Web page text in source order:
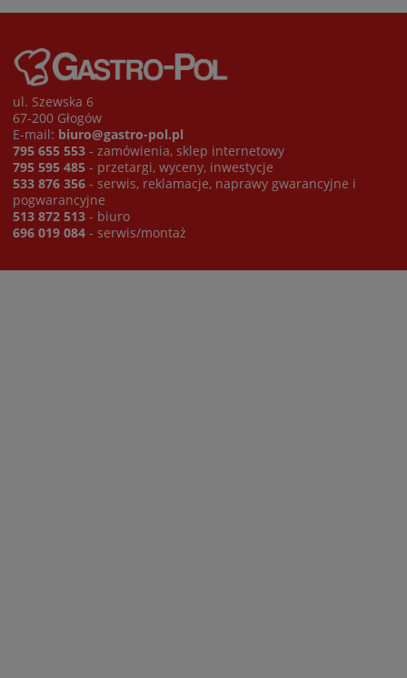
ul. Szewska 6
67-200 Głogów
E-mail: biuro@gastro-pol.pl
795 655 553 - zamówienia, sklep internetowy
795 595 485 - przetargi, wyceny, inwestycje
533 876 356 - serwis, reklamacje, naprawy gwarancyjne i
pogwarancyjne
513 872 513 - biuro
696 019 084 - serwis/montaż